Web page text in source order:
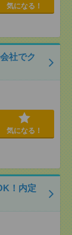
気になる！
社でク
気になる！
！内定